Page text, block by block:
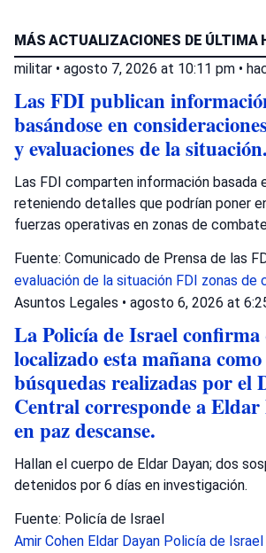
MÁS ACTUALIZACIONES DE ÚLTIMA
militar • agosto 7, 2026 at 10:11 pm •
Las FDI publican
basándose en
y evaluaciones de la situación.
Las FDI comparten información basada
reteniendo detalles que podrían poner
fuerzas operativas en zonas de
Fuente: Comunicado de Prensa de las
evaluación de la situación FDI zonas de
Asuntos Legales • agosto 6, 2026 at
La Policía de Israel confirma
localizado esta mañana
búsquedas realizadas por el
Central corresponde a Eldar
en paz descanse.
Hallan el cuerpo de Eldar Dayan; dos
detenidos por 6 días en investigación.
Fuente: Policía de Israel
Amir Cohen Eldar Dayan Policía de Israel